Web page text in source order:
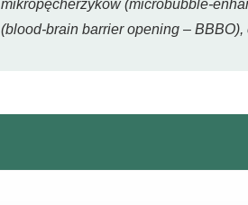
mikropęcherzyków (microbubble-
(blood-brain barrier opening –